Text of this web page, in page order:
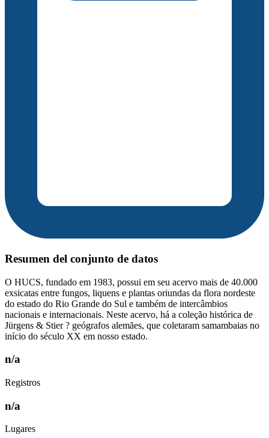
Resumen del conjunto de datos
O HUCS, fundado em 1983, possui em seu acervo mais de 40.000
exsicatas entre fungos, liquens e plantas oriundas da flora nordeste
do estado do Rio Grande do Sul e também de intercâmbios
nacionais e internacionais. Neste acervo, há a coleção histórica de
Jürgens & Stier ? geógrafos alemães, que coletaram samambaias no
início do século XX em nosso estado.
n/a
Registros
n/a
Lugares